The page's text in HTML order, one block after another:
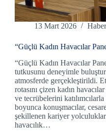
13 Mart 2026
“Güçlü Kadın Havacılar
“Güçlü Kadın Havacılar
tutkusunu deneyimle
atmosferde gerçekleştirildi.
rotasını çizen kadın
ve tecrübelerini katılımcılarla
boyunca konuşmacılar,
şekillenen kariyer
havacılık…